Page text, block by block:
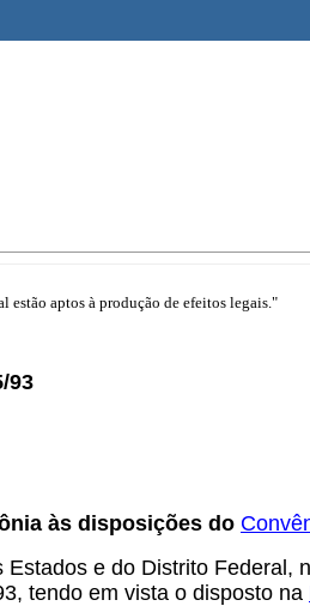
estão aptos à produção de efeitos legais."
93
às disposições do
e do Distrito Federal,
tendo em vista o disposto na